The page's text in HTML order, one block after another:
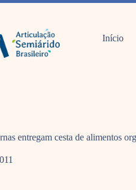
Início
entregam cesta de alimentos